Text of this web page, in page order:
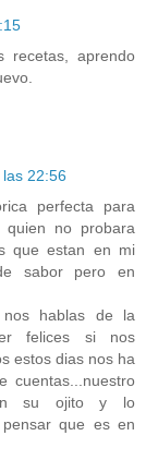
recetas, aprendo
22:56
perfecta para
no probara
que estan en mi
sabor pero en
hablas de la
felices si nos
estos dias nos ha
cuentas...nuestro
en su ojito y lo
que es en